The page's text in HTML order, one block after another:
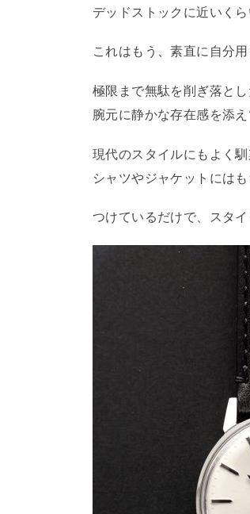
デッドストックに近いく
これはもう、素直に自分
極限まで無駄を削ぎ落と
腕元に静かな存在感を添え
現代のスタイルにもよく
シャツやジャケットには
つけているだけで、スタ